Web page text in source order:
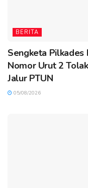
BERITA
Sengketa Pilkades
Nomor Urut 2
Jalur PTUN
05/08/2026